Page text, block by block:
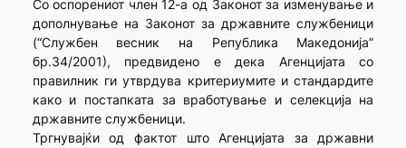
Со оспорениот член 12-а од Законот за изменување и
дополнување на Законот за државните службеници
(“Службен весник на Република Македонија”
бр.34/2001), предвидено е дека Агенцијата со
правилник ги утврдува критериумите и стандардите
како и постапката за вработување и селекција на
државните службеници.
Тргнувајќи од фактот што Агенцијата за државни